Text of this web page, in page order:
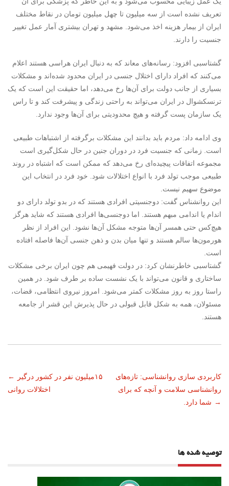
تعریف نشده است از سه میلیون تا چهل میلیون تومان در نقاط مختلف
ایران از بیمار هزینه اخذ می‌شود. مشهد و تهران بیشتری آمار عمل تغییر
جنسیت را دارند.
گشتاسبی افزود: رسانه‌های معاند که به دنبال ایران هراسی هستند اعلام
می‌کنند که افراد دارای اختلال جنسی در ایران محدود شده‌اند و مشکلات
بسیاری از جانب دولت برای آن‌ها رخ می‌دهد، اما حقیقت این است که یک
ترنسکشوال در ایران می‌تواند به راحتی زندگی و پیشرفت کند و تا راس
یک سازمان پست گرفته و هیچ محدودیتی برای آن‌ها وجود ندارد.
وی ادامه داد: مردم باید بدانند این مشکلات برگرفته از اشتباهات طبیعی
است. زمانی که جنسیت فرد در دوران جنین در حال شکل‌گیری است
مجموعه اتفاقات پیچیده‌ای رخ می‌دهد که ممکن است که اشتباه در روند
طبیعی موجب تولد فرد با انواع اختلالات شود. خود فرد در انتخاب این
موضوع سهیم نیست.
این روانشناس گفت: دوجنسیتی افرادی هستند که در بدو تولد دارای دو
اندام یا اندامی مبهم هستند. اما دوجنسی‌ها افرادی هستند که شاید هرگز
هیچ‌کس حتی همسر آن‌ها متوجه مشکل آن‌ها نشود. این افراد از نظر
هورمون‌ها سالم هستند و تنها میان بدن و ذهن جنسی آن‌ها فاصله افتاده
است.
گشتاسبی خاطرنشان کرد: در دولت فهیمی هم چون ایران برخی مشکلات
ساختاری و قانون می‌تواند با یک نشست ساده بر طرف شود. در همین
راستا روز به روز مشکلات کمتر می‌شود. امروز نیروی انتظامی، قضات،
مسئولان، همه به شکل قابل قبولی در حال پذیرش این قشر از جامعه
هستند.
ناوبری
نوشته
←
۱۵میلیون نفر در کشور درگیر
اختلالات روانی
کاربردی سازی روانشناسی: تازه‌های
روانشناسی سلامت و آنچه که برای
شما دارد. →
توصیه شده ها